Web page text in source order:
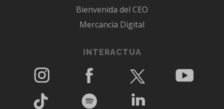
Bienvenida del CEO
Mercancía Digital
INTERACTUA